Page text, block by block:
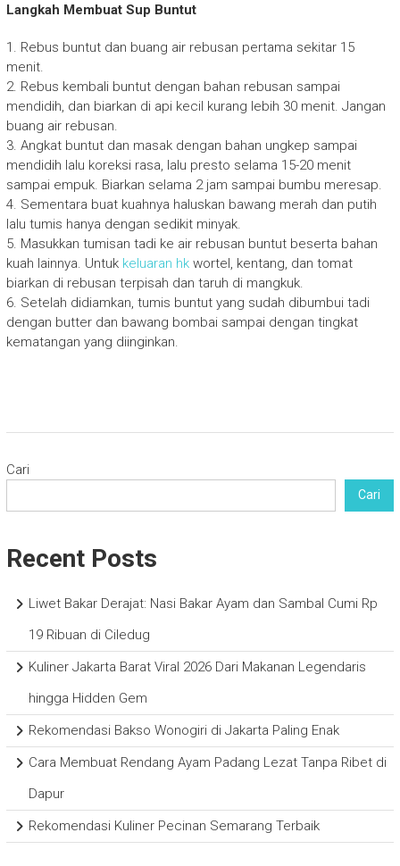
Langkah Membuat Sup Buntut
1. Rebus buntut dan buang air rebusan pertama sekitar 15
menit.
2. Rebus kembali buntut dengan bahan rebusan sampai
mendidih, dan biarkan di api kecil kurang lebih 30 menit. Jangan
buang air rebusan.
3. Angkat buntut dan masak dengan bahan ungkep sampai
mendidih lalu koreksi rasa, lalu presto selama 15-20 menit
sampai empuk. Biarkan selama 2 jam sampai bumbu meresap.
4. Sementara buat kuahnya haluskan bawang merah dan putih
lalu tumis hanya dengan sedikit minyak.
5. Masukkan tumisan tadi ke air rebusan buntut beserta bahan
kuah lainnya. Untuk keluaran hkwortel, kentang, dan tomat
biarkan di rebusan terpisah dan taruh di mangkuk.
6. Setelah didiamkan, tumis buntut yang sudah dibumbui tadi
dengan butter dan bawang bombai sampai dengan tingkat
kematangan yang diinginkan.
Cari
Cari
Recent Posts
Liwet Bakar Derajat: Nasi Bakar Ayam dan Sambal Cumi Rp
19 Ribuan di Ciledug
Kuliner Jakarta Barat Viral 2026 Dari Makanan Legendaris
hingga Hidden Gem
Rekomendasi Bakso Wonogiri di Jakarta Paling Enak
Cara Membuat Rendang Ayam Padang Lezat Tanpa Ribet di
Dapur
Rekomendasi Kuliner Pecinan Semarang Terbaik